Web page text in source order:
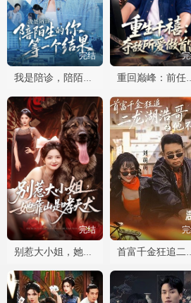
完结
我是陪诊，陪陌生的你等一个结果 重回巅峰：
完结
别惹大小姐，她靠山是哮天犬 首富千金狂追